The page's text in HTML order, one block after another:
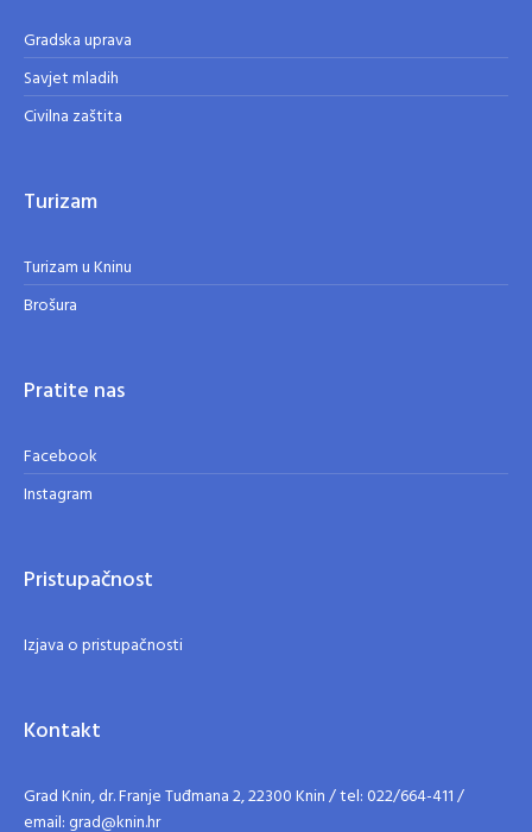
Gradska uprava
Savjet mladih
Civilna zaštita
Turizam
Turizam u Kninu
Brošura
Pratite nas
Facebook
Instagram
Pristupačnost
Izjava o pristupačnosti
Kontakt
Grad Knin, dr. Franje Tuđmana 2, 22300 Knin / tel: 022/664-411 /
email: grad@knin.hr